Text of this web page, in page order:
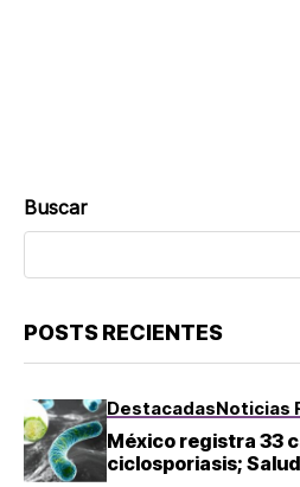
Buscar
POSTS RECIENTES
DestacadasNoticias
México registra 33
ciclosporiasis;